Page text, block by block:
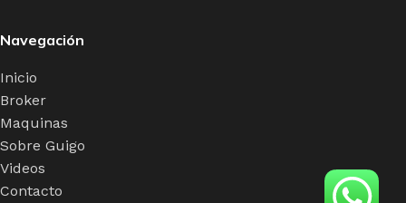
Navegación
Inicio
Broker
Maquinas
Sobre Guigo
Videos
Contacto